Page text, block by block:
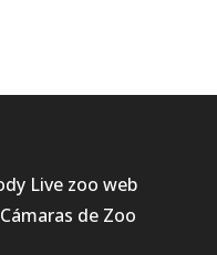
Live zoo web
de Zoo